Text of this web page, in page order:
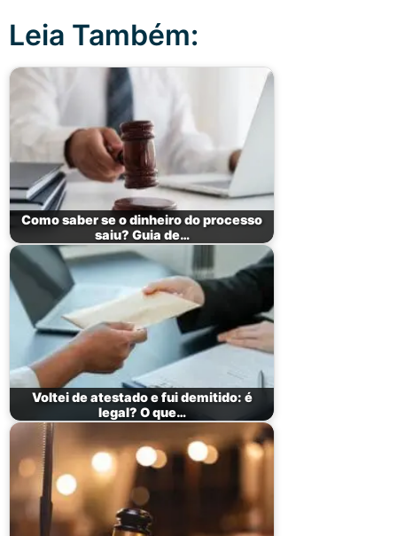
Leia Também:
Como saber se o dinheiro do processo
saiu? Guia de…
Voltei de atestado e fui demitido: é
legal? O que…